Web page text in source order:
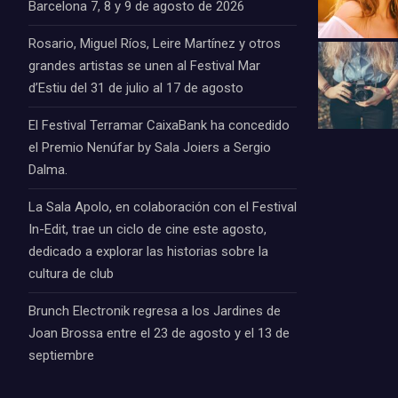
Barcelona 7, 8 y 9 de agosto de 2026
Rosario, Miguel Ríos, Leire Martínez y otros
grandes artistas se unen al Festival Mar
d’Estiu del 31 de julio al 17 de agosto
El Festival Terramar CaixaBank ha concedido
el Premio Nenúfar by Sala Joiers a Sergio
Dalma.
La Sala Apolo, en colaboración con el Festival
In-Edit, trae un ciclo de cine este agosto,
dedicado a explorar las historias sobre la
cultura de club
Brunch Electronik regresa a los Jardines de
Joan Brossa entre el 23 de agosto y el 13 de
septiembre